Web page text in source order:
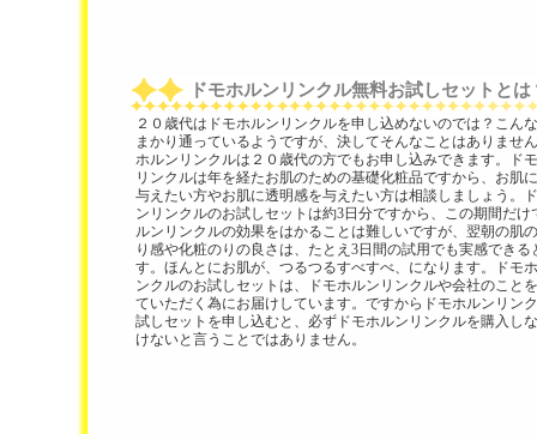
ドモホルンリンクル無料お試しセットとは
２０歳代はドモホルンリンクルを申し込めないのでは？こん
まかり通っているようですが、決してそんなことはありませ
ホルンリンクルは２０歳代の方でもお申し込みできます。ド
リンクルは年を経たお肌のための基礎化粧品ですから、お肌
与えたい方やお肌に透明感を与えたい方は相談しましょう。
ンリンクルのお試しセットは約3日分ですから、この期間だけ
ルンリンクルの効果をはかることは難しいですが、翌朝の肌
り感や化粧のりの良さは、たとえ3日間の試用でも実感できる
す。ほんとにお肌が、つるつるすべすべ、になります。ドモ
ンクルのお試しセットは、ドモホルンリンクルや会社のこと
ていただく為にお届けしています。ですからドモホルンリン
試しセットを申し込むと、必ずドモホルンリンクルを購入し
けないと言うことではありません。